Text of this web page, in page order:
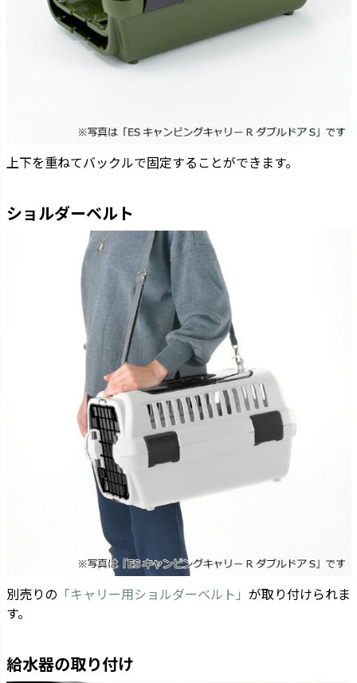
上下を重ねてバックルで固定することができます。
ショルダーベルト
別売りの 「キャリー用ショルダーベルト」 が取り付けられま
す。
給水器の取り付け